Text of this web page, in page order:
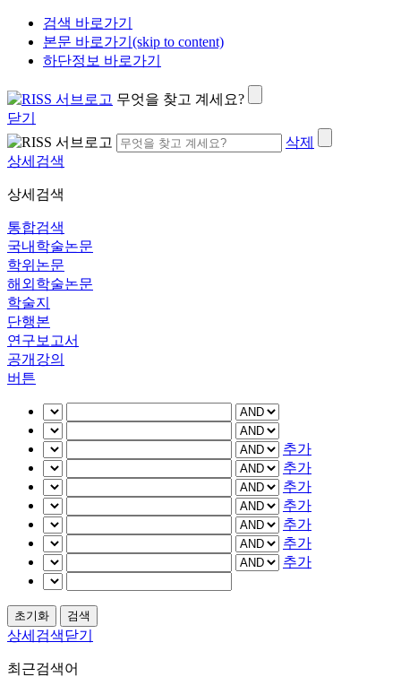
검색 바로가기
본문 바로가기(skip to content)
하단정보 바로가기
무엇을 찾고 계세요?
닫기
삭제
상세검색
상세검색
통합검색
국내학술논문
학위논문
해외학술논문
학술지
단행본
연구보고서
공개강의
버튼
추가
추가
추가
추가
추가
추가
추가
상세검색닫기
최근검색어